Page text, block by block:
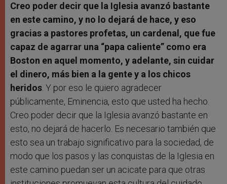
Creo poder decir que la Iglesia avanzó bastante
en este camino, y no lo dejará de hace, y eso
gracias a pastores profetas, un cardenal, que fue
capaz de agarrar una “papa caliente” como era
Boston en aquel momento, y adelante, sin cuidar
el dinero, más bien a la gente y a los chicos
heridos . Y por eso le quiero agradecer
públicamente, Eminencia, esto que usted ha hecho.
Creo poder decir que la Iglesia avanzó bastante en
esto, no dejará de hacerlo. Es necesario también que
esto sea un trabajo significativo para la sociedad, de
modo que los pasos y las conquistas de la Iglesia en
este camino puedan ser un acicate para que otras